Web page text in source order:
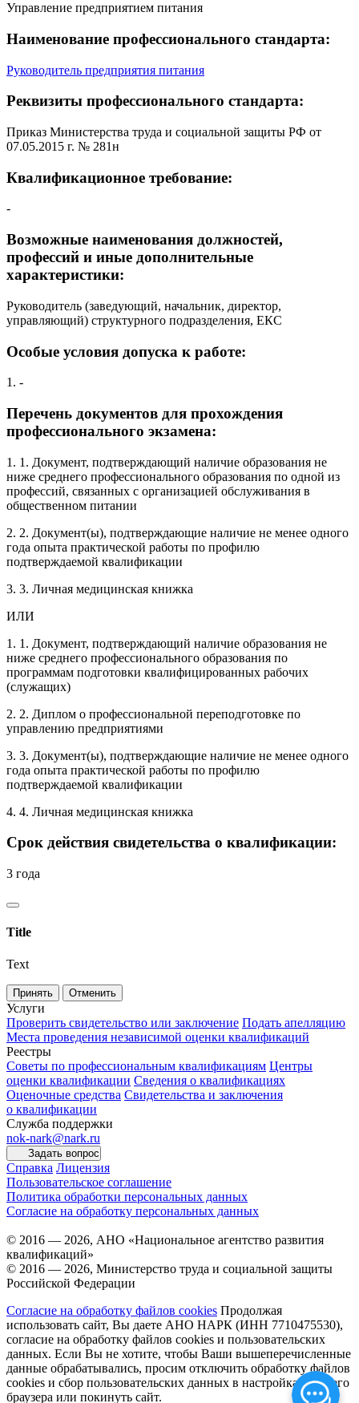
Управление предприятием питания
Наименование профессионального стандарта:
Руководитель предприятия питания
Реквизиты профессионального стандарта:
Приказ Министерства труда и социальной защиты РФ от
07.05.2015 г. № 281н
Квалификационное требование:
-
Возможные наименования должностей,
профессий и иные дополнительные
характеристики:
Руководитель (заведующий, начальник, директор,
управляющий) структурного подразделения, ЕКС
Особые условия допуска к работе:
1. -
Перечень документов для прохождения
профессионального экзамена:
1. 1. Документ, подтверждающий наличие образования не
ниже среднего профессионального образования по одной из
профессий, связанных с организацией обслуживания в
общественном питании
2. 2. Документ(ы), подтверждающие наличие не менее одного
года опыта практической работы по профилю
подтверждаемой квалификации
3. 3. Личная медицинская книжка
ИЛИ
1. 1. Документ, подтверждающий наличие образования не
ниже среднего профессионального образования по
программам подготовки квалифицированных рабочих
(служащих)
2. 2. Диплом о профессиональной переподготовке по
управлению предприятиями
3. 3. Документ(ы), подтверждающие наличие не менее одного
года опыта практической работы по профилю
подтверждаемой квалификации
4. 4. Личная медицинская книжка
Срок действия свидетельства о квалификации:
3 года
Title
Text
Принять Отменить
Услуги
Проверить свидетельство или заключение Подать апелляцию
Места проведения независимой оценки квалификаций
Реестры
Советы по профессиональным квалификациям Центры
оценки квалификации Сведения о квалификациях
Оценочные средства Свидетельства и заключения
о квалификации
Служба поддержки
nok-nark@nark.ru
Задать вопрос
Справка Лицензия
Пользовательское соглашение
Политика обработки персональных данных
Согласие на обработку персональных данных
© 2016 — 2026, АНО «Национальное агентство развития
квалификаций»
© 2016 — 2026, Министерство труда и социальной защиты
Российской Федерации
Согласие на обработку файлов cookies Продолжая
использовать сайт, Вы даете АНО НАРК (ИНН 7710475530),
согласие на обработку файлов cookies и пользовательских
данных. Если Вы не хотите, чтобы Ваши вышеперечисленные
данные обрабатывались, просим отключить обработку файлов
cookies и сбор пользовательских данных в настройках Вашего
браузера или покинуть сайт.